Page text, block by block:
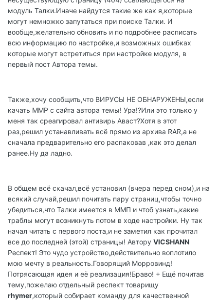
модуль Талки.Иначе найдутся такие же как я,которые
могут немножко запутаться при поиске Талки. И
вообще,желательно обновить и по подробнее расписать
всю информацию по настройке,и возможных ошибках
которые могут встретиться при настройке модуля, в
первый пост Автора темы.
Также,хочу сообщить,что ВИРУСЫ НЕ ОБНАРУЖЕНЫ,если
качать MMP с сайта автора темы! Ура!?Или это только у
меня так среагировал антивирь Аваст?Хотя в этот
раз,решил устанавливать всё прямо из архива RAR,а не
сначала предварительно его распаковав ,как это делал
ранее.Ну да ладно.
В общем всё скачал,всё установил (вчера перед сном),и на
всякий случай,решил почитать пару страниц,чтобы точно
убедиться,что Талки имеется в ММП и чтоб узнать,какие
траблы могут возникнуть потом в ходе настройки. Ну так
начал читать с первого поста,и не заметил как прочитал
все до последней (этой) страницы! Автору VICSHANN
Респект! Это чудо устройство,действительно воплотило
мою мечту в реальность.Говорящий Морровинд!
Потрясающая идея и её реализация!Браво! + Ещё почитав
тему,пожелаю отдельный респект товарищу
rhymer,который собирает команду для качественной